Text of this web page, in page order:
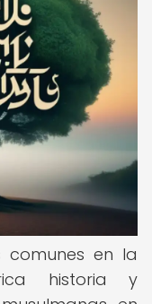
comunes en la
historia y